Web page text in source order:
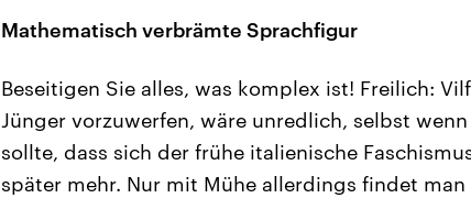
Mathematisch verbrämte Sprachfigur
Beseitigen Sie alles, was komplex ist! Freilich:
Jünger vorzuwerfen, wäre unredlich, selbst
sollte, dass sich der frühe italienische
später mehr. Nur mit Mühe allerdings findet man